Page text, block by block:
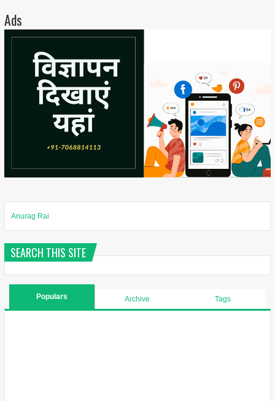
Ads
Anurag Rai
SEARCH THIS SITE
Populars Archive Tags